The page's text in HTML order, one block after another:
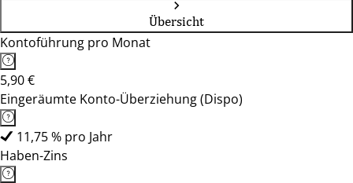
Übersicht
Kontoführung pro Monat
5,90 €
Eingeräumte Konto-Überziehung (Dispo)
11,75 % pro Jahr
Haben-Zins